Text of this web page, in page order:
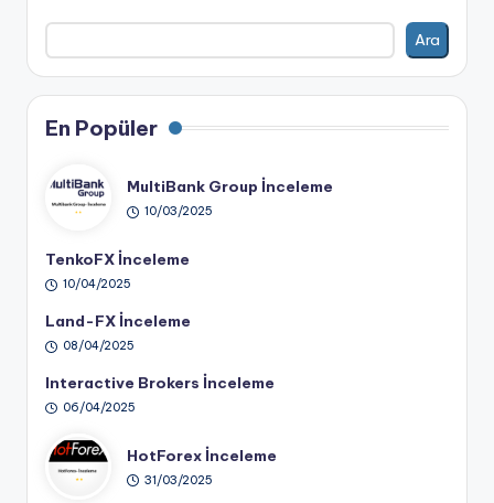
Ara
En Popüler
MultiBank Group İnceleme
10/03/2025
TenkoFX İnceleme
10/04/2025
Land-FX İnceleme
08/04/2025
Interactive Brokers İnceleme
06/04/2025
HotForex İnceleme
31/03/2025